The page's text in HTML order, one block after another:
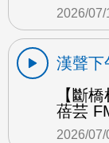
2026/07/
漢聲下
【斷
蓓芸
2026/07/